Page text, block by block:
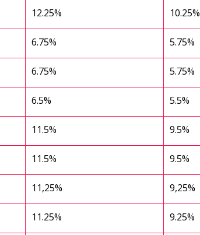
12.25% 10.25%
6.75% 5.75%
6.75% 5.75%
6.5% 5.5%
11.5% 9.5%
11.5% 9.5%
11,25% 9,25%
11.25% 9.25%